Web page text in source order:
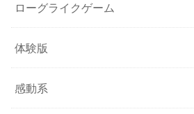
ローグライクゲーム
体験版
感動系